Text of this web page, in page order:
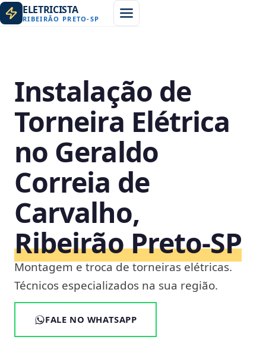
ELETRICISTA
RIBEIRÃO PRETO-SP
Instalação de
Torneira Elétrica
no Geraldo
Correia de
Carvalho,
Ribeirão Preto‑SP
Montagem e troca de torneiras elétricas.
Técnicos especializados na sua região.
FALE NO WHATSAPP